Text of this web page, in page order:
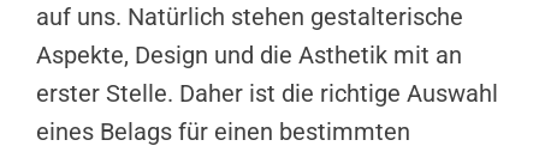
auf uns. Natürlich stehen gestalterische
Aspekte, Design und die Asthetik mit an
erster Stelle. Daher ist die richtige Auswahl
eines Belags für einen bestimmten